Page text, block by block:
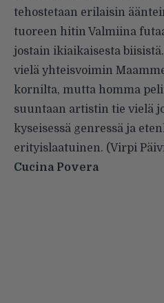
tehostetaan erilaisin
tuoreen hitin Valmiina
jostain ikiaikaisesta
vielä yhteisvoimin
kornilta, mutta homma
suuntaan artistin tie vielä
kyseisessä genressä ja
erityislaatuinen. (Virpi
Cucina Povera